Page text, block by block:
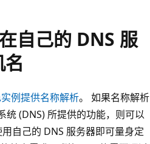
自己的 DNS 服
例提供名称解析。 如果名称解析
统 (DNS) 所提供的功能，则可以
自己的 DNS 服务器即可量身定